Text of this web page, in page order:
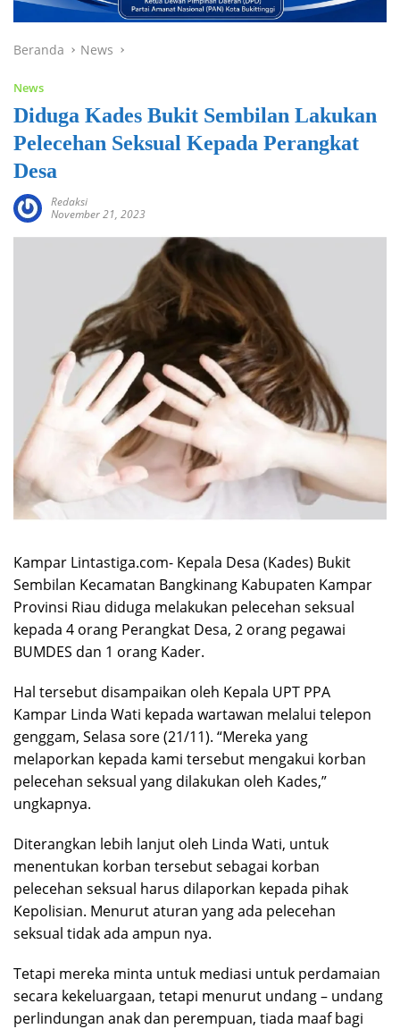
Beranda News
News
Diduga Kades Bukit Sembilan Lakukan
Pelecehan Seksual Kepada Perangkat
Desa
Redaksi
November 21, 2023
Kampar Lintastiga.com- Kepala Desa (Kades) Bukit
Sembilan Kecamatan Bangkinang Kabupaten Kampar
Provinsi Riau diduga melakukan pelecehan seksual
kepada 4 orang Perangkat Desa, 2 orang pegawai
BUMDES dan 1 orang Kader.
Hal tersebut disampaikan oleh Kepala UPT PPA
Kampar Linda Wati kepada wartawan melalui telepon
genggam, Selasa sore (21/11). “Mereka yang
melaporkan kepada kami tersebut mengakui korban
pelecehan seksual yang dilakukan oleh Kades,”
ungkapnya.
Diterangkan lebih lanjut oleh Linda Wati, untuk
menentukan korban tersebut sebagai korban
pelecehan seksual harus dilaporkan kepada pihak
Kepolisian. Menurut aturan yang ada pelecehan
seksual tidak ada ampun nya.
Tetapi mereka minta untuk mediasi untuk perdamaian
secara kekeluargaan, tetapi menurut undang – undang
perlindungan anak dan perempuan, tiada maaf bagi